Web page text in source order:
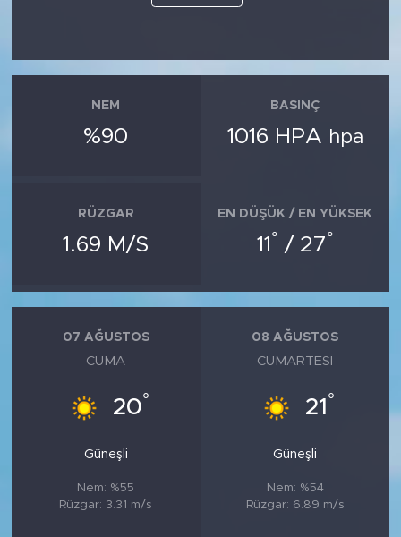
NEM
%90
BASINÇ
1016 HPA hpa
RÜZGAR
1.69 M/S
EN DÜŞÜK / EN YÜKSEK
11 ° / 27°
07 AĞUSTOS
CUMA
20°
Güneşli
Nem: %55
Rüzgar: 3.31 m/s
08 AĞUSTOS
CUMARTESI
21 °
Güneşli
Nem: %54
Rüzgar: 6.89 m/s